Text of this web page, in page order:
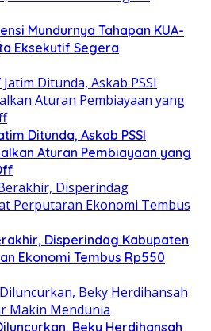
Mundurnya Tahapan KUA-
Eksekutif Segera
Ditunda, Askab PSSI
Aturan Pembiayaan yang
Disperindag Kabupaten
Ekonomi Tembus Rp550
Beky Herdihansah